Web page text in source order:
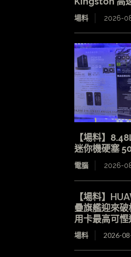
場料 2026-
【場料】
迷你機硬塞
電腦 2026-
【場料】
疊旗艦迎來
用卡最高可慳
場料 2026-